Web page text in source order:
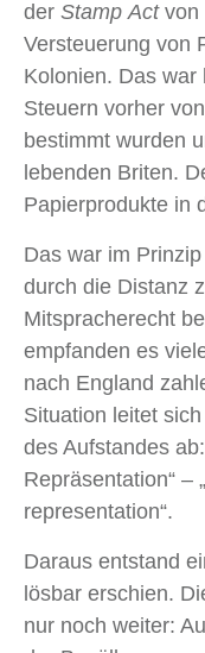
der Stamp Act von
Versteuerung von
Kolonien. Das
Steuern vorher
bestimmt wurden
lebenden Briten.
Papierprodukte in
Das war im
durch die Distanz
Mitspracherecht
empfanden es
nach England
Situation leitet
des Aufstandes
Repräsentation“ –
representation“.
Daraus entstand
lösbar erschien.
nur noch weiter: